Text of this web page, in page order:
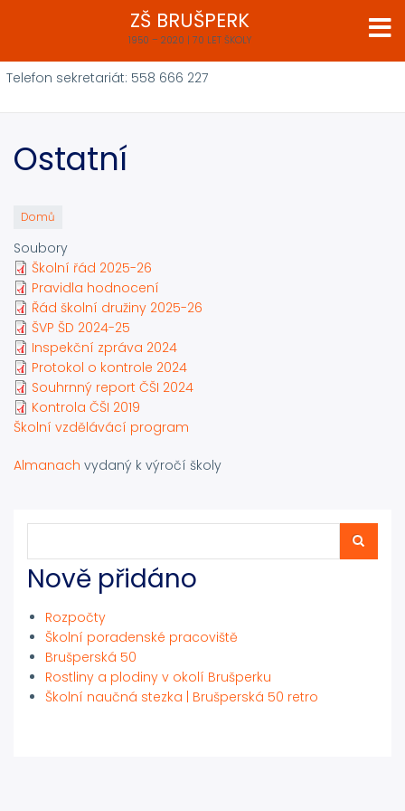
obsahu
ZŠ BRUŠPERK
1950 – 2020 | 70 LET ŠKOLY
Telefon sekretariát: 558 666 227
Ostatní
Domů
Soubory
Školní řád 2025-26
Pravidla hodnocení
Řád školní družiny 2025-26
ŠVP ŠD 2024-25
Inspekční zpráva 2024
Protokol o kontrole 2024
Souhrnný report ČŠI 2024
Kontrola ČŠI 2019
Školní vzdělávácí program
Almanach vydaný k výročí školy
Nově přidáno
Rozpočty
Školní poradenské pracoviště
Brušperská 50
Rostliny a plodiny v okolí Brušperku
Školní naučná stezka | Brušperská 50 retro